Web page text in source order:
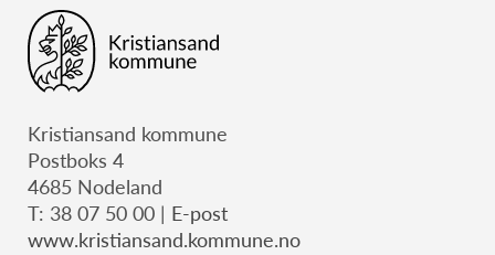
Kristiansand kommune
Postboks 4
4685 Nodeland
T: 38 07 50 00 | E-post
www.kristiansand.kommune.no